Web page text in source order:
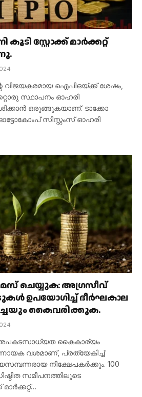
കൂടി സ്റ്റോക്ക് മാർക്കറ്റ്
വിജയകരമായ ഐപിഒയ്ക്ക് ശേഷം,
സ്ഥാപനം ഓഹരി
ഒരുങ്ങുകയാണ്. ടാക്കോ
ഓട്ടോകോംപ് സിസ്റ്റംസ് ഓഹരി
ചെയ്യുക: അഗ്രസീവ്
ഉപയോഗിച്ച് ദീർഘകാല
കൈവരിക്കുക.
അപകടസാധ്യത കൈകാര്യം
വശമാണ്, പ്രത്യേകിച്ച്
നിക്ഷേപകർക്കും. 100
സമീപനത്തിലൂടെ